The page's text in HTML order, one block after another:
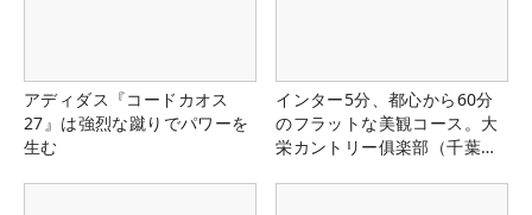
アディダス『コードカオス
27』は強烈な蹴りでパワーを
生む
インター5分、都心から60分
のフラットな美観コース。大
栄カントリー俱楽部（千葉